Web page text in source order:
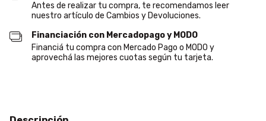
Antes de realizar tu compra, te recomendamos leer
nuestro artículo de Cambios y Devoluciones.
Financiación con Mercadopago y MODO
Financiá tu compra con Mercado Pago o MODO y
aprovechá las mejores cuotas según tu tarjeta.